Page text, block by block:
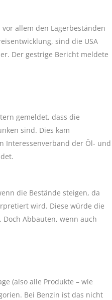
allem den Lagerbeständen
sind die USA
Der gestrige Bericht meldete
gemeldet, dass die
sind. Dies kam
Interessenverband der Öl- und
die Bestände steigen, da
wird. Diese würde die
Abbauten, wenn auch
(also alle Produkte – wie
Bei Benzin ist das nicht